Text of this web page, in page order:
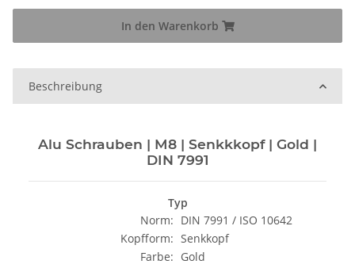
In den Warenkorb
Beschreibung
Alu Schrauben | M8 | Senkkkopf | Gold |
DIN 7991
Typ
Norm: DIN 7991 / ISO 10642
Kopfform: Senkkopf
Farbe: Gold